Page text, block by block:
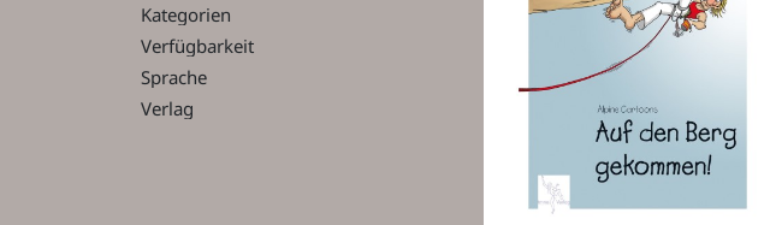
Kategorien
Verfügbarkeit
Sprache
Verlag